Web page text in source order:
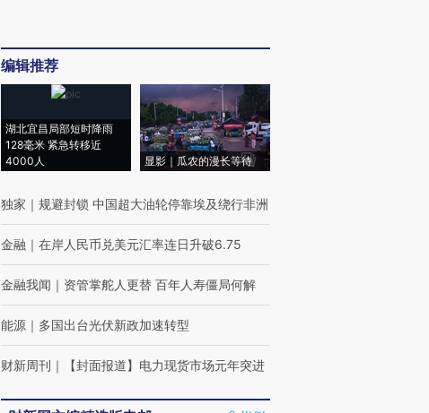
编辑推荐
湖北宜昌局部短时降雨
128毫米 紧急转移近
4000人
显影｜瓜农的漫长等待
独家 ｜ 规避封锁 中国超大油轮停靠埃及绕行非洲
金融 ｜ 在岸人民币兑美元汇率连日升破6.75
金融我闻 ｜ 资管掌舵人更替 百年人寿僵局何解
能源 ｜ 多国出台光伏新政加速转型
财新周刊 ｜ 【封面报道】电力现货市场元年突进